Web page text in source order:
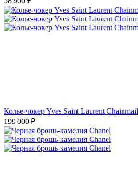
Колье-чокер Yves Saint Laurent Chainmail
199 000 ₽